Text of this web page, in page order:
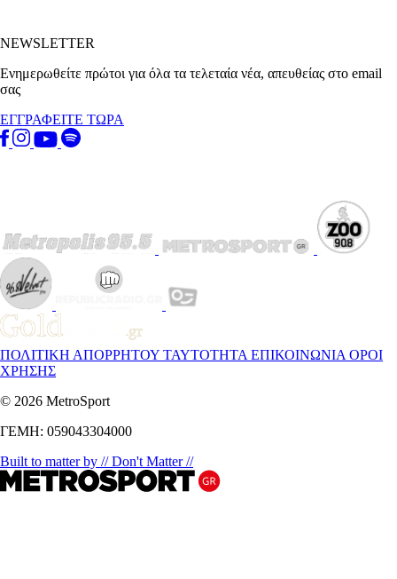
NEWSLETTER
Ενημερωθείτε πρώτοι για όλα τα τελεταία νέα, απευθείας στο email
σας
ΕΓΓΡΑΦΕΙΤΕ ΤΩΡΑ
ΠΟΛΙΤΙΚΗ ΑΠΟΡΡΗΤΟΥ ΤΑΥΤΟΤΗΤΑ ΕΠΙΚΟΙΝΩΝΙΑ ΟΡΟΙ
ΧΡΗΣΗΣ
© 2026 MetroSport
ΓΕΜΗ: 059043304000
Built to matter by // Don't Matter //